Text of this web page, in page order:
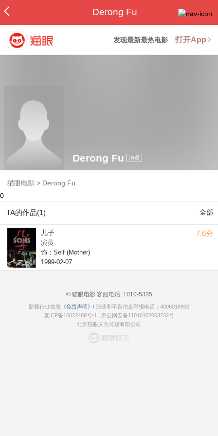
Derong Fu
发现最新最热电影 打开App
Derong Fu 演员
猫眼电影 > Derong Fu
0
TA的作品(1) 全部
7.6分
儿子
演员
饰：Self (Mother)
1999-02-07
© 猫眼电影 客服电话:1010-5335
影视行业信息 《免责声明》 I 违法和不良信息举报电话：4006018900
京ICP备16022489号-1 I 京公网安备11010102003232号
北京猫眼文化传媒有限公司